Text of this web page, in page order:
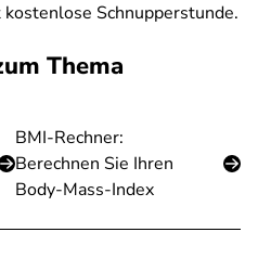
Schnupperstunde.
Thema
BMI-Rechner:
Berechnen Sie Ihren
Body-Mass-Index